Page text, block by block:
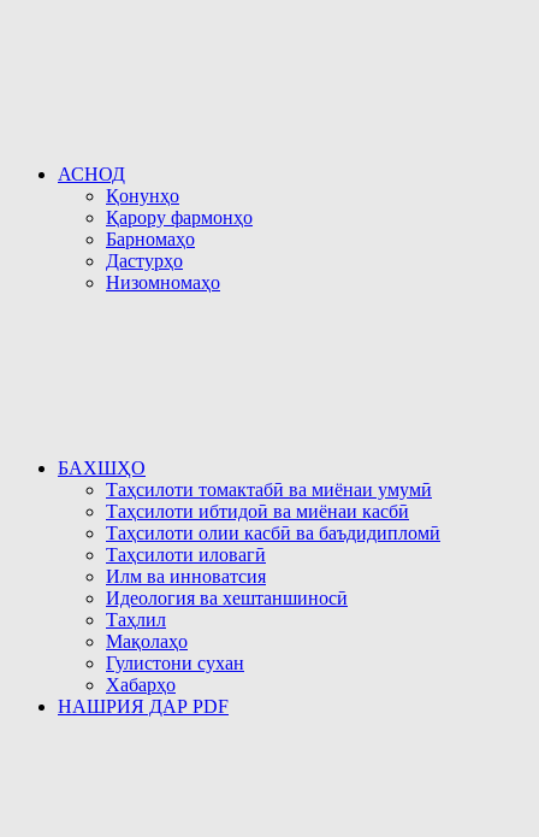
АСНОД
Қонунҳо
Қарору фармонҳо
Барномаҳо
Дастурҳо
Низомномаҳо
БАХШҲО
Таҳсилоти томактабӣ ва миёнаи умумӣ
Таҳсилоти ибтидоӣ ва миёнаи касбӣ
Таҳсилоти олии касбӣ ва баъдидипломӣ
Таҳсилоти иловагӣ
Илм ва инноватсия
Идеология ва хештаншиносӣ
Таҳлил
Мақолаҳо
Гулистони сухан
Хабарҳо
НАШРИЯ ДАР PDF